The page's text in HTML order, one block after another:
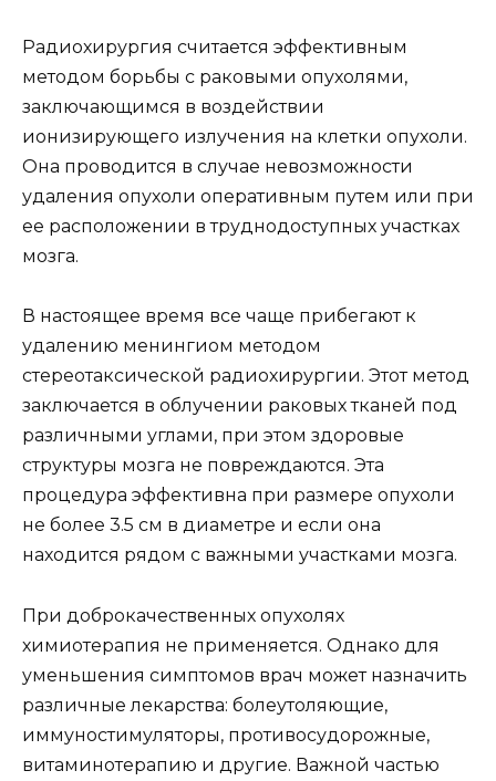
Радиохирургия считается эффективным
методом борьбы с раковыми опухолями,
заключающимся в воздействии
ионизирующего излучения на клетки опухоли.
Она проводится в случае невозможности
удаления опухоли оперативным путем или при
ее расположении в труднодоступных участках
мозга.
В настоящее время все чаще прибегают к
удалению менингиом методом
стереотаксической радиохирургии. Этот метод
заключается в облучении раковых тканей под
различными углами, при этом здоровые
структуры мозга не повреждаются. Эта
процедура эффективна при размере опухоли
не более 3.5 см в диаметре и если она
находится рядом с важными участками мозга.
При доброкачественных опухолях
химиотерапия не применяется. Однако для
уменьшения симптомов врач может назначить
различные лекарства: болеутоляющие,
иммуностимуляторы, противосудорожные,
витаминотерапию и другие. Важной частью